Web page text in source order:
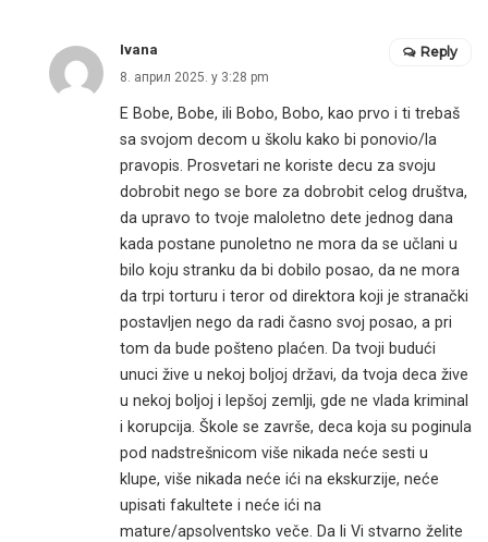
Ivana
8. април 2025. у 3:28 pm
E Bobe, Bobe, ili Bobo, Bobo, kao prvo i ti trebaš
sa svojom decom u školu kako bi ponovio/la
pravopis. Prosvetari ne koriste decu za svoju
dobrobit nego se bore za dobrobit celog društva,
da upravo to tvoje maloletno dete jednog dana
kada postane punoletno ne mora da se učlani u
bilo koju stranku da bi dobilo posao, da ne mora
da trpi torturu i teror od direktora koji je stranački
postavljen nego da radi časno svoj posao, a pri
tom da bude pošteno plaćen. Da tvoji budući
unuci žive u nekoj boljoj državi, da tvoja deca žive
u nekoj boljoj i lepšoj zemlji, gde ne vlada kriminal
i korupcija. Škole se završe, deca koja su poginula
pod nadstrešnicom više nikada neće sesti u
klupe, više nikada neće ići na ekskurzije, neće
upisati fakultete i neće ići na
mature/apsolventsko veče. Da li Vi stvarno želite
Reply